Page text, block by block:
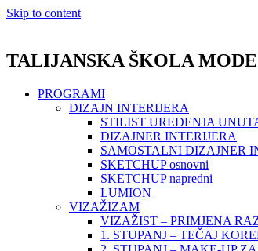
Skip to content
TALIJANSKA ŠKOLA
PROGRAMI
DIZAJN INTERIJERA
STILIST UREĐENJA
DIZAJNER INTERIJERA
SAMOSTALNI DIZAJNER
SKETCHUP osnovni
SKETCHUP napredni
LUMION
VIZAŽIZAM
VIZAŽIST – PRIMJENA
1. STUPANJ – TEČAJ